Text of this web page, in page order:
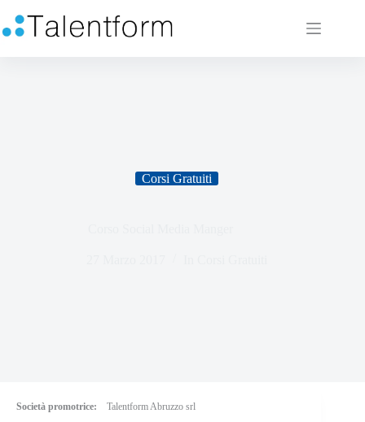
Corsi Gratuiti
Società promotrice: Talentform Abruzzo srl